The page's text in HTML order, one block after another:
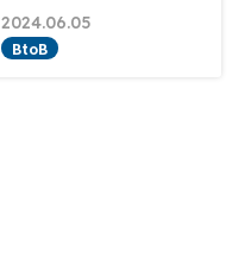
2024.06.05
BtoB